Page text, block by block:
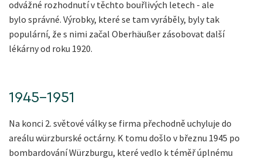
odvážné rozhodnutí v těchto bouřlivých letech - ale
bylo správné. Výrobky, které se tam vyráběly, byly tak
populární, že s nimi začal Oberhäußer zásobovat další
lékárny od roku 1920.
1945-1951
Na konci 2. světové války se firma přechodně uchyluje do
areálu würzburské octárny. K tomu došlo v březnu 1945 po
bombardování Würzburgu, které vedlo k téměř úplnému